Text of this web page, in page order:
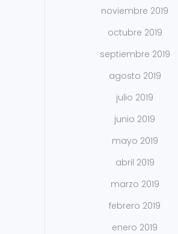
noviembre 2019
octubre 2019
septiembre 2019
agosto 2019
julio 2019
junio 2019
mayo 2019
abril 2019
marzo 2019
febrero 2019
enero 2019